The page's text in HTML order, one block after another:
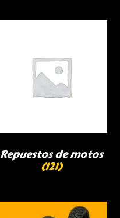
Repuestos de motos
(121)